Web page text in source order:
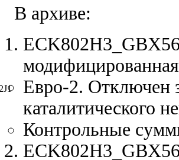
В архиве:
Евро-2. Отключен
каталитического
Контрольные